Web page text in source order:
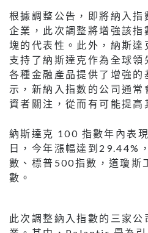
根據調整公告，即將納入指
企業，此次調整將增強該指
塊的代表性。此外，納斯
支持了納斯達克作為全球領
各種金融產品提供了增強的
示，新納入指數的公司通常
資者關注，從而有可能提高
納斯達克 100 指數年內表
日，今年漲幅達到29.44%
數、標普500指數，道瓊斯
數。
此次調整納入指數的三家